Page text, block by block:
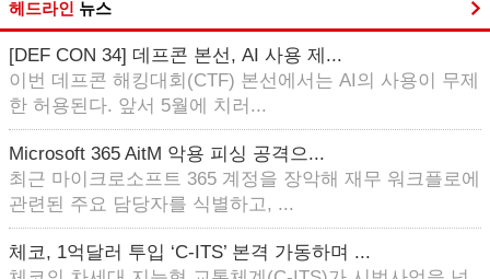
헤드라인 뉴스
[DEF CON 34] 데프콘 본선, AI 사용 제...
이번 데프콘 해킹대회(CTF) 본선에서는 AI의 사용이 무제
한 허용된다. 앞서 5월에 치러...
Microsoft 365 AitM 악용 피싱 공격으...
최근 마이크로소프트 365 계정을 장악해 재무 워크플로에
관련된 주요 담당자를 식별하고, ...
체코, 1억달러 투입 ‘C-ITS’ 본격 가동하며 ...